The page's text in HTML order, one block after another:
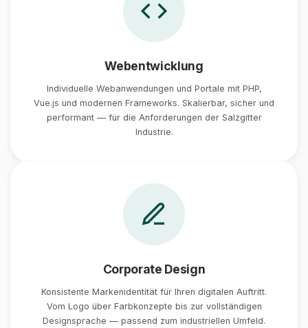
Webentwicklung
Individuelle Webanwendungen und Portale mit PHP,
Vue.js und modernen Frameworks. Skalierbar, sicher und
performant — für die Anforderungen der Salzgitter
Industrie.
Corporate Design
Konsistente Markenidentität für Ihren digitalen Auftritt.
Vom Logo über Farbkonzepte bis zur vollständigen
Designsprache — passend zum industriellen Umfeld.